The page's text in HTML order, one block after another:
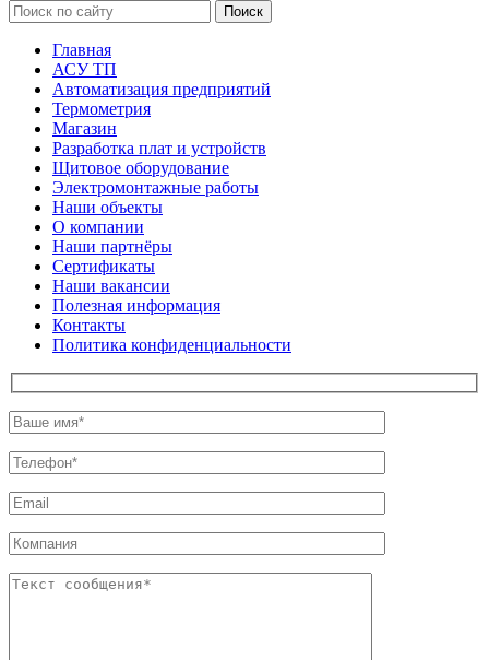
Поиск
Главная
АСУ ТП
Автоматизация предприятий
Термометрия
Магазин
Разработка плат и устройств
Щитовое оборудование
Электромонтажные работы
Наши объекты
О компании
Наши партнёры
Сертификаты
Наши вакансии
Полезная информация
Контакты
Политика конфиденциальности